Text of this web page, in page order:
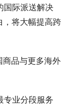
国际派送解决
，将大幅提高跨
专业分段服务